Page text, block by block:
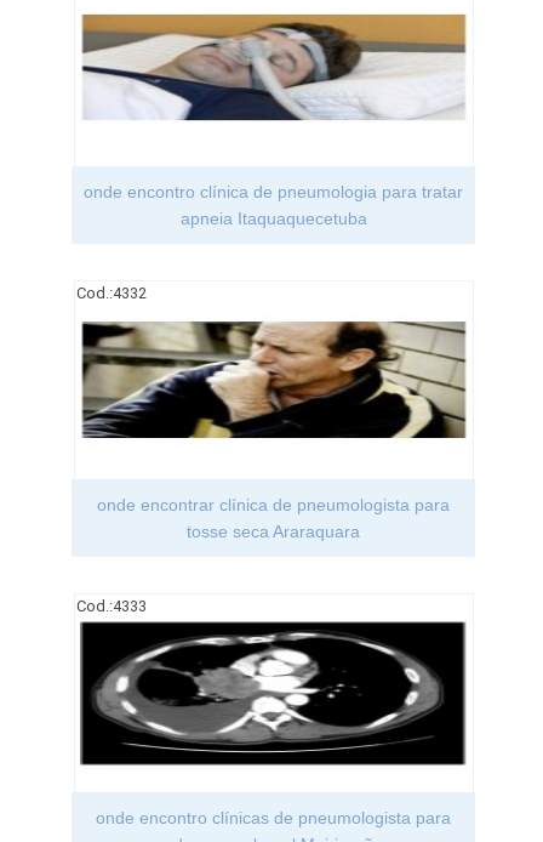
onde encontro clínica de pneumologia para tratar
apneia Itaquaquecetuba
Cod.:4332
onde encontrar clínica de pneumologista para
tosse seca Araraquara
Cod.:4333
onde encontro clínicas de pneumologista para